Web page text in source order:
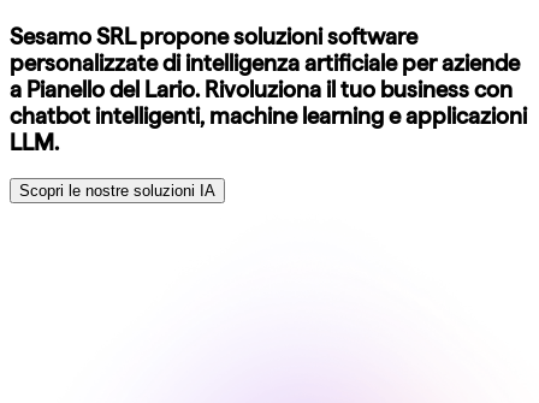
Sesamo SRL propone soluzioni software
personalizzate di intelligenza artificiale per aziende
a Pianello del Lario. Rivoluziona il tuo business con
chatbot intelligenti, machine learning e applicazioni
LLM.
Scopri le nostre soluzioni IA